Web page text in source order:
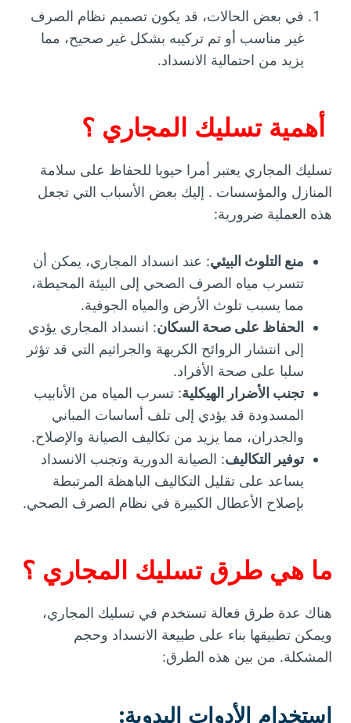
في بعض الحالات، قد يكون تصميم نظام الصرف
غير مناسب أو تم تركيبه بشكل غير صحيح، مما
يزيد من احتمالية الانسداد.
أهمية تسليك المجاري ؟
تسليك المجاري يعتبر أمرا حيويا للحفاظ على سلامة
المنازل والمؤسسات . إليك بعض الأسباب التي تجعل
هذه العملية ضرورية:
منع التلوث البيئي: عند انسداد المجاري، يمكن أن
تتسرب مياه الصرف الصحي إلى البيئة المحيطة،
مما يسبب تلوث الأرض والمياه الجوفية.
الحفاظ على صحة السكان: انسداد المجاري يؤدي
إلى انتشار الروائح الكريهة والجراثيم التي قد تؤثر
سلبا على صحة الأفراد.
تجنب الأضرار الهيكلية: تسرب المياه من الأنابيب
المسدودة قد يؤدي إلى تلف أساسات المباني
والجدران، مما يزيد من تكاليف الصيانة والإصلاح.
توفير التكاليف: الصيانة الدورية وتجنب الانسداد
يساعد على تقليل التكاليف الباهظة المرتبطة
بإصلاح الأعطال الكبيرة في نظام الصرف الصحي.
ما هي طرق تسليك المجاري ؟
هناك عدة طرق فعالة تستخدم في تسليك المجاري،
ويمكن تطبيقها بناء على طبيعة الانسداد وحجم
المشكلة. من بين هذه الطرق:
استخدام الأدوات اليدوية: